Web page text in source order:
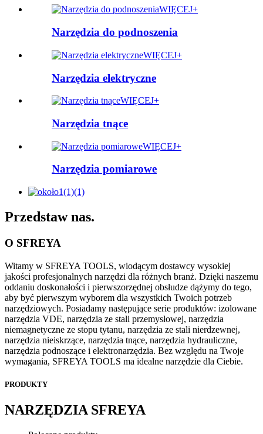
WIĘCEJ+
Narzędzia do podnoszenia
WIĘCEJ+
Narzędzia elektryczne
WIĘCEJ+
Narzędzia tnące
WIĘCEJ+
Narzędzia pomiarowe
Przedstaw nas.
O SFREYA
Witamy w SFREYA TOOLS, wiodącym dostawcy wysokiej
jakości profesjonalnych narzędzi dla różnych branż. Dzięki naszemu
oddaniu doskonałości i pierwszorzędnej obsłudze dążymy do tego,
aby być pierwszym wyborem dla wszystkich Twoich potrzeb
narzędziowych. Posiadamy następujące serie produktów: izolowane
narzędzia VDE, narzędzia ze stali przemysłowej, narzędzia
niemagnetyczne ze stopu tytanu, narzędzia ze stali nierdzewnej,
narzędzia nieiskrzące, narzędzia tnące, narzędzia hydrauliczne,
narzędzia podnoszące i elektronarzędzia. Bez względu na Twoje
wymagania, SFREYA TOOLS ma idealne narzędzie dla Ciebie.
PRODUKTY
NARZĘDZIA SFREYA